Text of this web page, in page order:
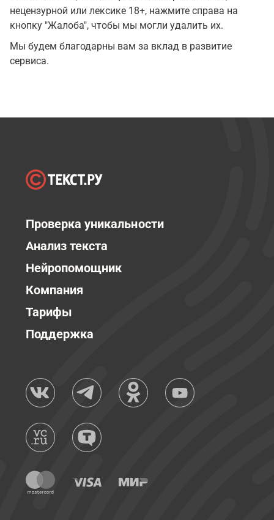
нецензурной или лексике 18+, нажмите справа на
кнопку "Жалоба", чтобы мы могли удалить их.
Мы будем благодарны вам за вклад в развитие
сервиса.
Проверка уникальности
Анализ текста
Нейропомощник
Компания
Тарифы
Поддержка